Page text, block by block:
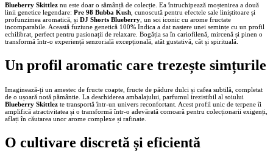
Blueberry Skittlez nu este doar o sămânță de colecție. Ea întruchipează moștenirea a două
linii genetice legendare: Pre 98 Bubba Kush , cunoscută pentru efectele sale liniștitoare și
profunzimea aromatică, și DJ Shorts Blueberry , un soi iconic cu arome fructate
incomparabile. Această fuziune genetică 100% Indica a dat naștere unei semințe cu un profil
echilibrat, perfect pentru pasionații de relaxare. Bogăția sa în cariofilenă, mircenă și pinen o
transformă într-o experiență senzorială excepțională, atât gustativă, cât și spirituală.
Un profil aromatic care trezește simțurile
Imaginează-ți un amestec de fructe coapte, fructe de pădure dulci și cafea subtilă, completat
de o ușoară notă pământie. La deschiderea ambalajului, parfumul irezistibil al soiului
Blueberry Skittlez te transportă într-un univers reconfortant. Acest profil unic de terpene îi
amplifică atractivitatea și o transformă într-o adevărată comoară pentru colecționarii exigenți,
aflați în căutarea unor arome complexe și rafinate.
O cultivare discretă și eficientă